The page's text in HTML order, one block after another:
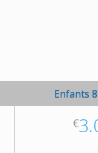
Enfants
€